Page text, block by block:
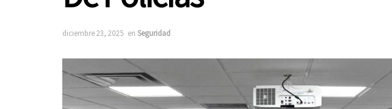
diciembre 23, 2025 en Seguridad